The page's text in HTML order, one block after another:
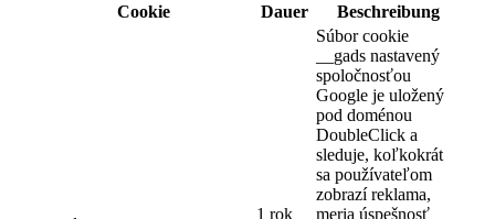
Cookie
Dauer Beschreibung
1 rok
Súbor cookie
__gads nastavený
spoločnosťou
Google je uložený
pod doménou
DoubleClick a
sleduje, koľkokrát
sa používateľom
zobrazí reklama,
meria úspešnosť